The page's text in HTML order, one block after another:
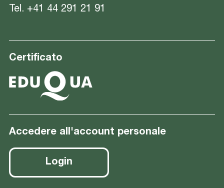
Tel. +41 44 291 21 91
Certificato
Accedere all'account personale
Login